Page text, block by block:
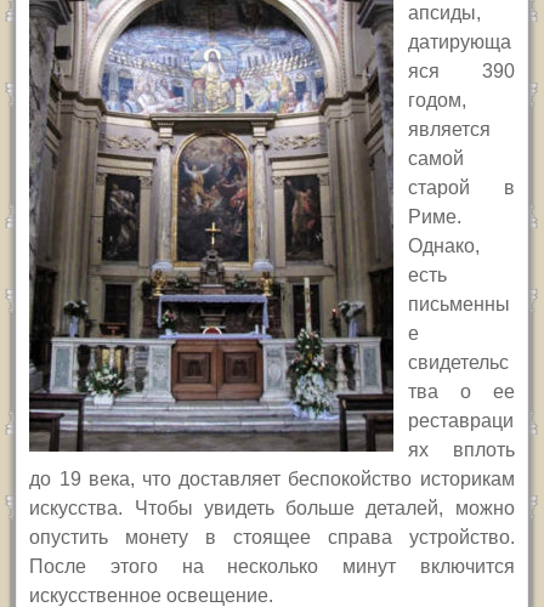
апсиды,
датирующа
яся 390
годом,
является
самой
старой в
Риме.
Однако,
есть
письменны
е
свидетельс
тва о ее
реставраци
ях вплоть
до 19 века, что доставляет беспокойство историкам
искусства. Чтобы увидеть больше деталей, можно
опустить монету в стоящее справа устройство.
После этого на несколько минут включится
искусственное освещение.